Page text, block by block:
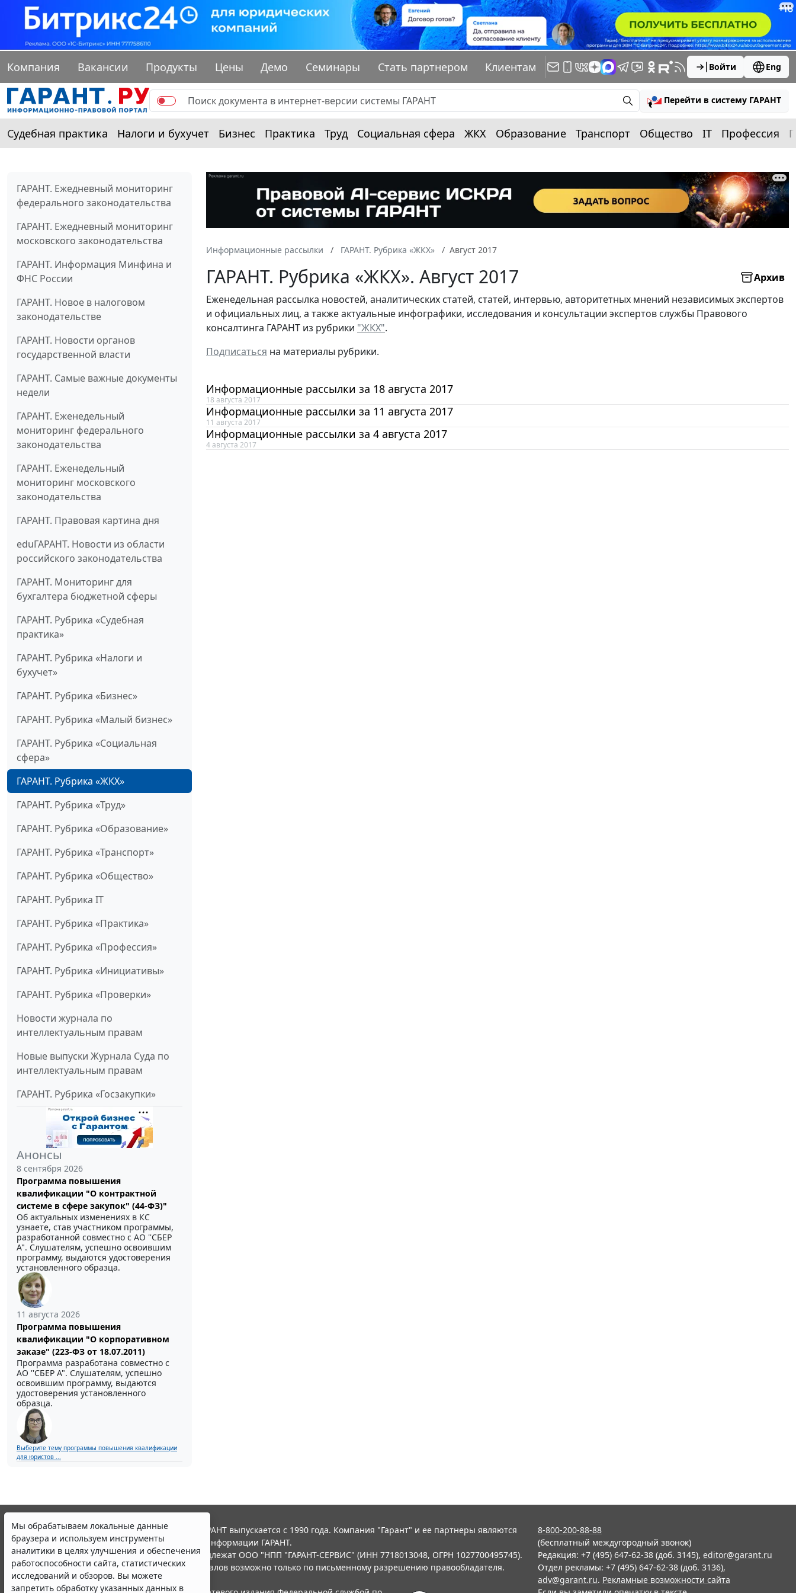
Компания Вакансии Продукты Цены Демо Семинары Стать партнером Клиентам Войти Eng
Перейти в систему ГАРАНТ
Судебная практика Налоги и бухучет Бизнес Практика Труд Социальная сфера ЖКХ Образование Транспорт Общество IT Профессия
ГАРАНТ. Ежедневный мониторинг
федерального законодательства
ГАРАНТ. Ежедневный мониторинг
московского законодательства
ГАРАНТ. Информация Минфина и
ФНС России
ГАРАНТ. Новое в налоговом
законодательстве
ГАРАНТ. Новости органов
государственной власти
ГАРАНТ. Самые важные документы
недели
ГАРАНТ. Еженедельный
мониторинг федерального
законодательства
ГАРАНТ. Еженедельный
мониторинг московского
законодательства
ГАРАНТ. Правовая картина дня
eduГАРАНТ. Новости из области
российского законодательства
ГАРАНТ. Мониторинг для
бухгалтера бюджетной сферы
ГАРАНТ. Рубрика «Судебная
практика»
ГАРАНТ. Рубрика «Налоги и
бухучет»
ГАРАНТ. Рубрика «Бизнес»
ГАРАНТ. Рубрика «Малый бизнес»
ГАРАНТ. Рубрика «Социальная
сфера»
ГАРАНТ. Рубрика «ЖКХ»
ГАРАНТ. Рубрика «Труд»
ГАРАНТ. Рубрика «Образование»
ГАРАНТ. Рубрика «Транспорт»
ГАРАНТ. Рубрика «Общество»
ГАРАНТ. Рубрика IT
ГАРАНТ. Рубрика «Практика»
ГАРАНТ. Рубрика «Профессия»
ГАРАНТ. Рубрика «Инициативы»
ГАРАНТ. Рубрика «Проверки»
Новости журнала по
интеллектуальным правам
Новые выпуски Журнала Суда по
интеллектуальным правам
ГАРАНТ. Рубрика «Госзакупки»
Анонсы
8 сентября 2026
Программа повышения
квалификации "О контрактной
системе в сфере закупок" (44-ФЗ)"
Об актуальных изменениях в КС
узнаете, став участником программы,
разработанной совместно с АО ''СБЕР
А". Слушателям, успешно освоившим
программу, выдаются удостоверения
установленного образца.
11 августа 2026
Программа повышения
квалификации "О корпоративном
заказе" (223-ФЗ от 18.07.2011)
Программа разработана совместно с
АО ''СБЕР А". Слушателям, успешно
освоившим программу, выдаются
удостоверения установленного
образца.
Выберите тему программы повышения квалификации
для юристов ...
Информационные рассылки ГАРАНТ. Рубрика «ЖКХ» Август 2017
ГАРАНТ. Рубрика «ЖКХ». Август 2017
Архив
Еженедельная рассылка новостей, аналитических статей, статей, интервью, авторитетных мнений независимых экспертов
и официальных лиц, а также актуальные инфографики, исследования и консультации экспертов службы Правового
консалтинга ГАРАНТ из рубрики "ЖКХ".
Подписаться на материалы рубрики.
Информационные рассылки за 18 августа 2017
18 августа 2017
Информационные рассылки за 11 августа 2017
11 августа 2017
Информационные рассылки за 4 августа 2017
4 августа 2017
Мы обрабатываем локальные данные
браузера и используем инструменты
аналитики в целях улучшения и обеспечения
работоспособности сайта, статистических
исследований и обзоров. Вы можете
запретить обработку указанных данных в
© ООО "НПП "ГАРАНТ-СЕРВИС", 2026. Система ГАРАНТ выпускается с 1990 года. Компания "Гарант" и ее партнеры являются
участниками Российской ассоциации правовой информации ГАРАНТ.
Все права на материалы сайта ГАРАНТ.РУ принадлежат ООО "НПП "ГАРАНТ-СЕРВИС" (ИНН 7718013048, ОГРН 1027700495745).
Полное или частичное воспроизведение материалов возможно только по письменному разрешению правообладателя.
Правила использования портала.
8-800-200-88-88
(бесплатный междугородный звонок)
Редакция: +7 (495) 647-62-38 (доб. 3145), editor@garant.ru
Отдел рекламы: +7 (495) 647-62-38 (доб. 3136),
adv@garant.ru. Рекламные возможности сайта